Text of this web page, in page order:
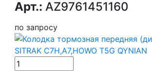
Арт.: AZ9761451160
по запросу